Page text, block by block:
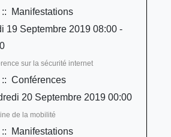
:: Manifestations
19 Septembre 2019 08:00 -
sur la sécurité internet
:: Conférences
20 Septembre 2019 00:00
de la mobilité
:: Manifestations